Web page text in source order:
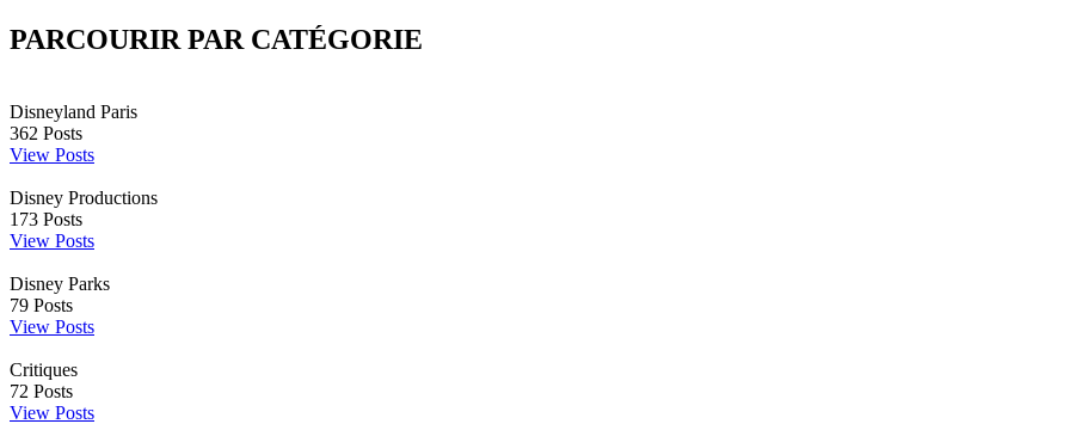
PARCOURIR PAR CATÉGORIE
Disneyland Paris
362 Posts
View Posts
Disney Productions
173 Posts
View Posts
Disney Parks
79 Posts
View Posts
Critiques
72 Posts
View Posts